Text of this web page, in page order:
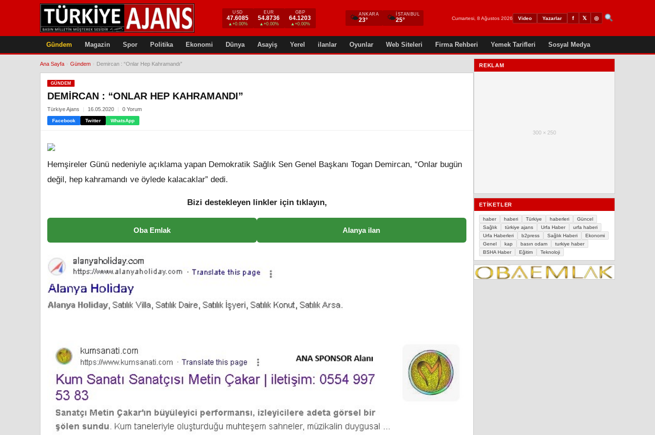
USD
47.6085
▲+0.00%
EUR
54.8736
▲+0.00%
GBP
64.1203
▲+0.00%
🌤ANKARA
23° 🌤 İSTANBUL
25° Cumartesi, 8 Ağustos 2026 Video Yazarlar f 𝕏 ◎
Gündem Magazin Spor Politika Ekonomi Dünya Asayiş Yerel ilanlar Oyunlar Web Siteleri Firma Rehberi Yemek Tarifleri Sosyal Medya
Ana Sayfa Gündem Demircan : “Onlar Hep Kahramandı”
GÜNDEM
DEMIRCAN : “ONLAR HEP KAHRAMANDI”
Türkiye Ajans 16.05.2020 0 Yorum
Facebook Twitter WhatsApp
Hemşireler Günü nedeniyle açıklama yapan Demokratik Sağlık Sen Genel Başkanı Togan Demircan, “Onlar bugün
değil, hep kahramandı ve öylede kalacaklar” dedi.
Bizi destekleyen linkler için tıklayın,
Oba Emlak Alanya ilan
REKLAM
300 × 250
ETIKETLER
haber haberi Türkiye haberleri
Güncel
Sağlık
türkiye ajans Urfa Haber
urfa haberi
Urfa Haberleri
b2press Sağlık Haberi
Ekonomi
Genel
kap basın odam
turkiye haber
BSHA Haber
Eğitim Teknoloji